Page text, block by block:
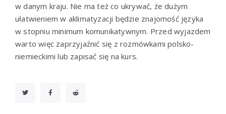
w danym kraju. Nie ma też co ukrywać, że dużym
ułatwieniem w aklimatyzacji będzie znajomość języka
w stopniu minimum komunikatywnym. Przed wyjazdem
warto więc zaprzyjaźnić się z rozmówkami polsko-
niemieckimi lub zapisać się na kurs.